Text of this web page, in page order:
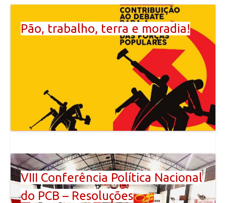
Pão, trabalho, terra e moradia!
VIII Conferência Política Nacional
do PCB – Resoluções